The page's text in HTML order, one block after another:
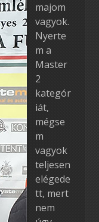
majom
vagyok.
Nyerte
m a
Master
2
kategór
iát,
mégse
m
vagyok
teljesen
elégede
tt, mert
nem